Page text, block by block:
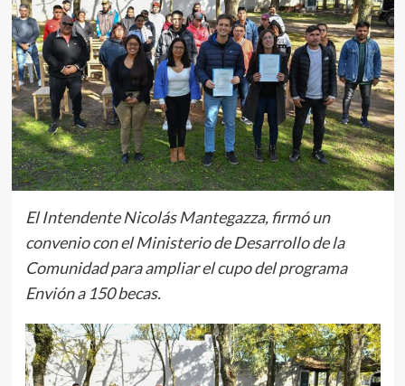
El Intendente Nicolás Mantegazza, firmó un
convenio con el Ministerio de Desarrollo de la
Comunidad para ampliar el cupo del programa
Envión a 150 becas.